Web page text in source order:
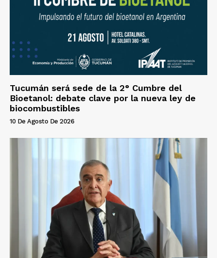
Tucumán será sede de la 2° Cumbre del
Bioetanol: debate clave por la nueva ley de
biocombustibles
10 De Agosto De 2026